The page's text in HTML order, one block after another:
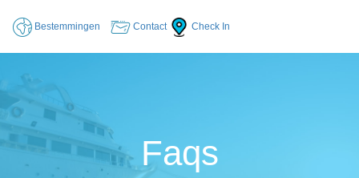
Bestemmingen Contact Check In
Faqs